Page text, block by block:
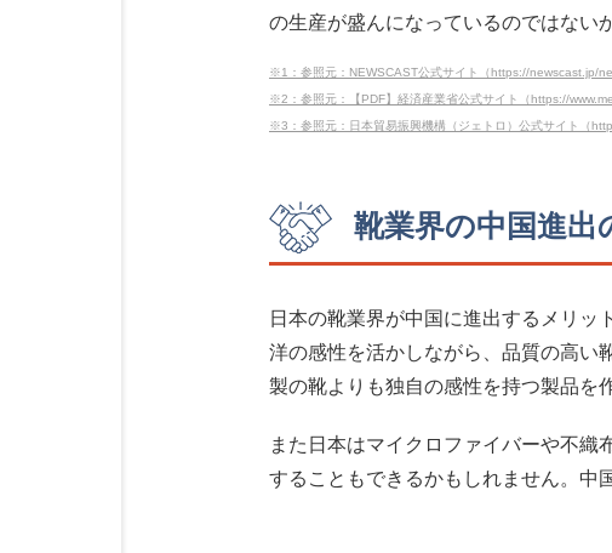
の生産が盛んになっているのではない
※1：参照元：NEWSCAST公式サイト（https://newscast.jp/
※2：参照元：【PDF】経済産業省公式サイト（https://
※3：参照元：日本貿易振興機構（ジェトロ）公式サイト（
靴業界の中国進出
日本の靴業界が中国に進出するメリ
洋の感性を活かしながら、品質の高い
製の靴よりも独自の感性を持つ製品を
また日本はマイクロファイバーや不
することもできるかもしれません。中